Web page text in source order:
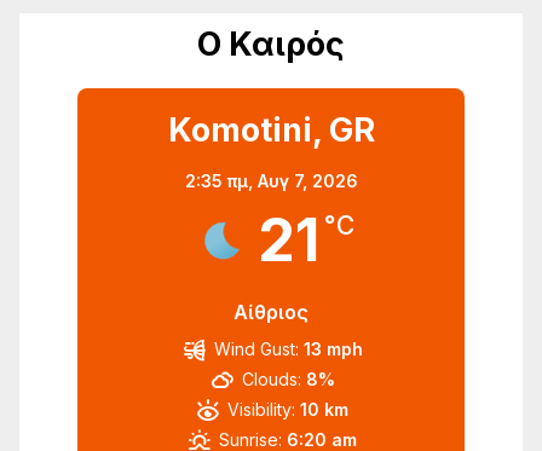
Ο Καιρός
Komotini, GR
2:35 πμ, Αυγ 7, 2026
21 °C
Αίθριος
Wind Gust: 13 mph
Clouds: 8%
Visibility: 10 km
Sunrise: 6:20 am